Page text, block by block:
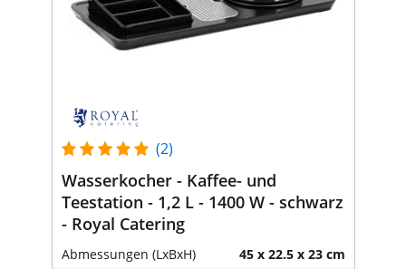
(2)
Wasserkocher - Kaffee- und
Teestation - 1,2 L - 1400 W - schwarz
- Royal Catering
Abmessungen (LxBxH) 45 x 22.5 x 23 cm